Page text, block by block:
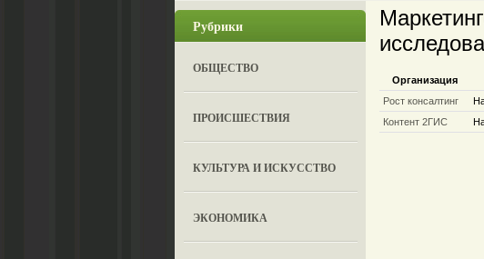
Рубрики
ОБЩЕСТВО
ПРОИСШЕСТВИЯ
КУЛЬТУРА И ИСКУССТВО
ЭКОНОМИКА
Организация
Рост консалтинг
Контент 2ГИС